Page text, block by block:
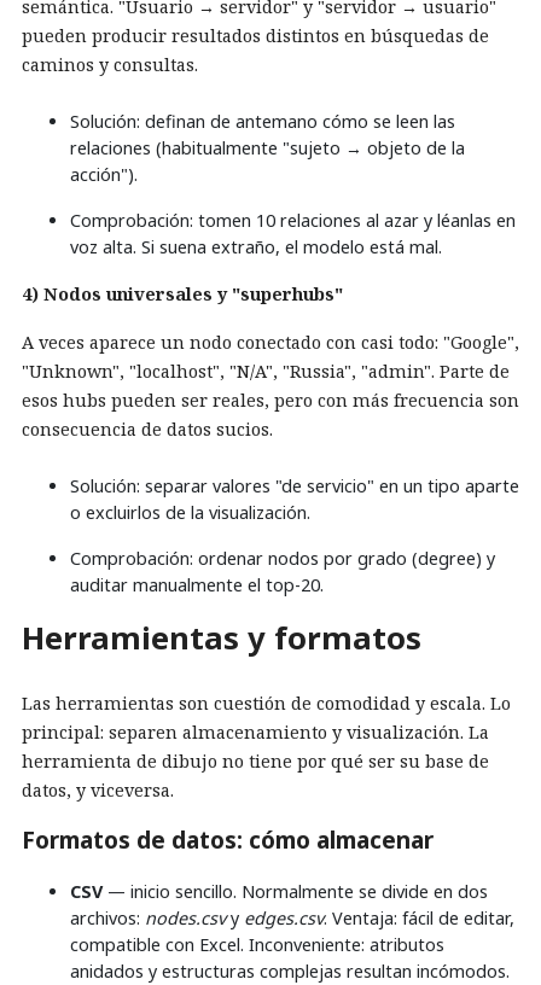
semántica. "Usuario → servidor" y "servidor → usuario"
pueden producir resultados distintos en búsquedas de
caminos y consultas.
Solución: definan de antemano cómo se leen las
relaciones (habitualmente "sujeto → objeto de la
acción").
Comprobación: tomen 10 relaciones al azar y léanlas en
voz alta. Si suena extraño, el modelo está mal.
4) Nodos universales y "superhubs"
A veces aparece un nodo conectado con casi todo: "Google",
"Unknown", "localhost", "N/A", "Russia", "admin". Parte de
esos hubs pueden ser reales, pero con más frecuencia son
consecuencia de datos sucios.
Solución: separar valores "de servicio" en un tipo aparte
o excluirlos de la visualización.
Comprobación: ordenar nodos por grado (degree) y
auditar manualmente el top-20.
Herramientas y formatos
Las herramientas son cuestión de comodidad y escala. Lo
principal: separen almacenamiento y visualización. La
herramienta de dibujo no tiene por qué ser su base de
datos, y viceversa.
Formatos de datos: cómo almacenar
CSV— inicio sencillo. Normalmente se divide en dos
archivos: nodes.csvy edges.csv. Ventaja: fácil de editar,
compatible con Excel. Inconveniente: atributos
anidados y estructuras complejas resultan incómodos.